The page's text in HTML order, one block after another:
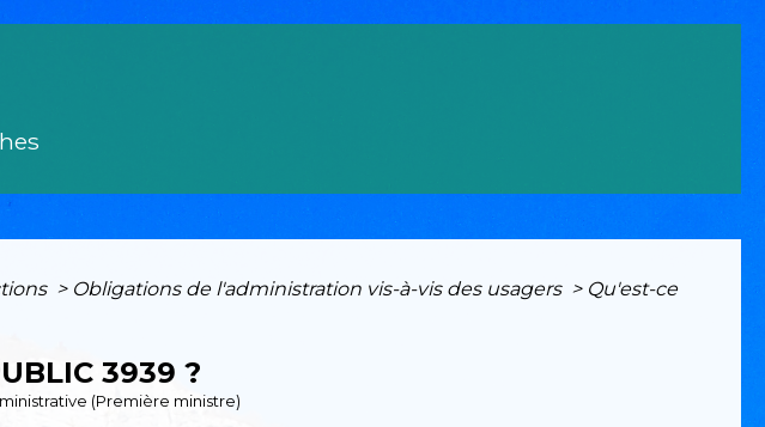
> Obligations de l'administration vis-à-vis des usagers > Qu'est-ce
3939 ?
(Première ministre)